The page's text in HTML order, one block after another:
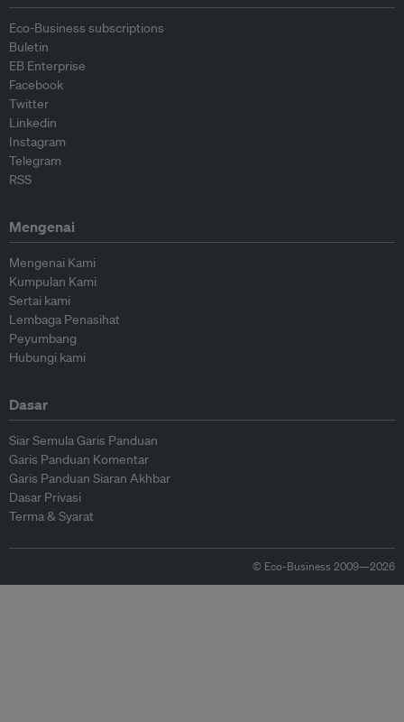
Eco-Business subscriptions
Buletin
EB Enterprise
Facebook
Twitter
Linkedin
Instagram
Telegram
RSS
Mengenai
Mengenai Kami
Kumpulan Kami
Sertai kami
Lembaga Penasihat
Peyumbang
Hubungi kami
Dasar
Siar Semula Garis Panduan
Garis Panduan Komentar
Garis Panduan Siaran Akhbar
Dasar Privasi
Terma & Syarat
© Eco-Business 2009—2026